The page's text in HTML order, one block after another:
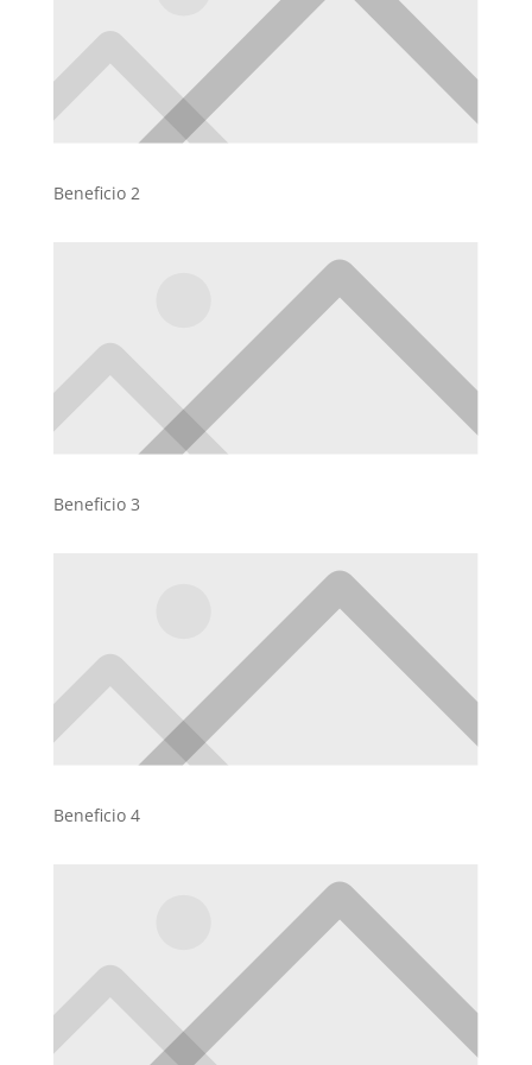
Beneficio 2
Beneficio 3
Beneficio 4